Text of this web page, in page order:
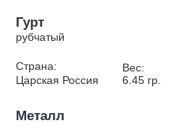
Гурт
рубчатый
Страна:
Царская Россия
Вес:
6.45гр.
Металл